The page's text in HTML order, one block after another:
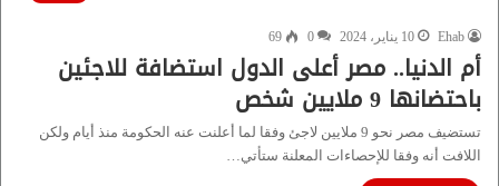
Ehab 10 يناير، 2024 0
69
أم الدنيا.. مصر أعلى الدول استضافة للاجئين
باحتضانها 9 ملايين شخص
تستضيف مصر نحو 9 ملايين لاجئ وفقا لما أعلنت عنه الحكومة منذ أيام ولكن
اللافت أنه وفقا للإحصاءات المعلنة ستأتي…